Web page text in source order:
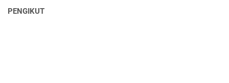
PENGIKUT